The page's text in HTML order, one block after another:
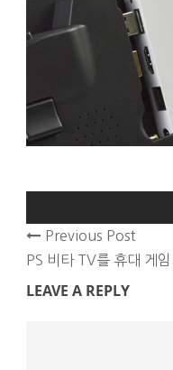
Previous Post
PS 비타 TV를 휴대 게
LEAVE A REPLY